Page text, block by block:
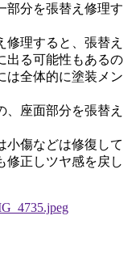
部分を張替え修理す
修理すると、張替え
出る可能性もあるの
は全体的に塗装メン
、座面部分を張替え
小傷などは修復して
修正しツヤ感を戻し